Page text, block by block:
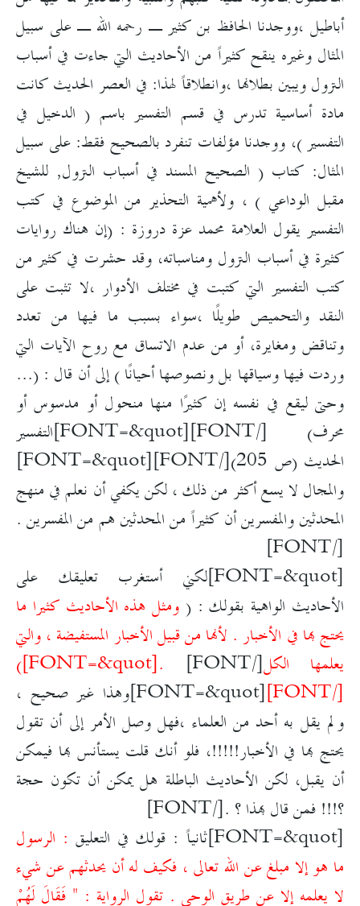
أباطيل ،ووجدنا الحافظ بن كثير ـ رحمه الله ـ على سبيل
المثال وغيره ينقح كثيراً من الأحاديث التي جاءت في أسباب
النزول ويبين بطلانها ،وانطلاقاً لهذا: في العصر الحديث كانت
مادة أساسية تدرس في قسم التفسير باسم ( الدخيل في
التفسير )، ووجدنا مؤلفات تنفرد بالصحيح فقط: على سبيل
المثال: كتاب ( الصحيح المسند في أسباب النزول, للشيخ
مقبل الوداعي ) ، ولأهمية التحذير من الموضوع في كتب
التفسير يقول العلامة محمد عزة دروزة : (إن هناك روايات
كثيرة في أسباب النزول ومناسباته، وقد حشرت في كثير من
كتب التفسير التي كتبت في مختلف الأدوار ،لا تثبت على
النقد والتحميص طويلًا ،سواء بسبب ما فيها من تعدد
وتناقض ومغايرة، أو من عدم الاتساق مع روح الآيات التي
وردت فيها وسياقها بل ونصوصها أحيانًا ) إلى أن قال : (...
وحتى ليقع في نفسه إن كثيرًا منها منحول أو مدسوس أو
محرف) [/FONT]
[FONT=&quot]التفسير
الحديث (ص 205)[/FONT]
[FONT=&quot]
والمجال لا يسع أكثر من ذلك ، لكن يكفي أن نعلم في منهج
المحدثين والمفسرين أن كثيراً من المحدثين هم من المفسرين .
[/FONT]
[FONT=&quot]لكني أستغرب تعليقك على
الأحاديث الواهية بقولك : ( ومثل هذه الأحاديث كثيرا ما
يحتج بها في الأخبار . لأنها من قبيل الأخبار المستفيضة ، والتي
يعلمها الكل[/FONT]
.
[FONT=&quot])
[/FONT]
[FONT=&quot]وهذا غير صحيح ،
ولم يقل به أحد من العلماء ،فهل وصل الأمر إلى أن تقول
يحتج بها في الأخبار!!!!!، فلو أنك قلت يستأنس بها فيمكن
أن يقبل، لكن الأحاديث الباطلة هل يمكن أن تكون حجة
؟!!! فمن قال بهذا ؟ .[/FONT]
[FONT=&quot]ثانياً : قولك في التعليق
: الرسول
ما هو إلا مبلغ عن الله تعالى ، فكيف له أن يحدثهم عن شيء
لا يعلمه إلا عن طريق الوحي . تقول الرواية : " فَقَالَ لَهُمْ